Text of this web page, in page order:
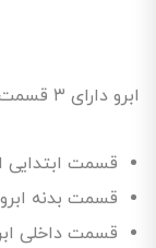
ابرو دارای ۳ قسمت اصلی ست
قسمت ابتدایی
قسمت بدنه
قسمت داخلی